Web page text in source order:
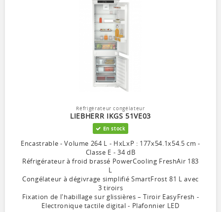
Réfrigérateur congélateur
LIEBHERR IKGS 51VE03
En stock
Encastrable - Volume 264 L - HxLxP : 177x54.1x54.5 cm -
Classe E - 34 dB
Réfrigérateur à froid brassé PowerCooling FreshAir 183
L
Congélateur à dégivrage simplifié SmartFrost 81 L avec
3 tiroirs
Fixation de l'habillage sur glissières – Tiroir EasyFresh -
Electronique tactile digital - Plafonnier LED